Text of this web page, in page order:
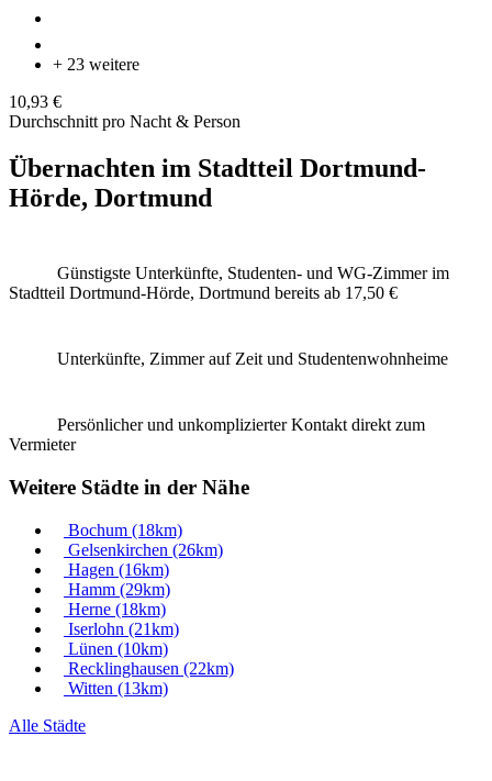
+ 23 weitere
10,93 €
Durchschnitt pro Nacht & Person
Übernachten im Stadtteil Dortmund-
Hörde, Dortmund
Günstigste Unterkünfte, Studenten- und WG-Zimmer im
Stadtteil Dortmund-Hörde, Dortmund bereits ab 17,50 €
Unterkünfte, Zimmer auf Zeit und Studentenwohnheime
Persönlicher und unkomplizierter Kontakt direkt zum
Vermieter
Weitere Städte in der Nähe
Bochum (18km)
Gelsenkirchen (26km)
Hagen (16km)
Hamm (29km)
Herne (18km)
Iserlohn (21km)
Lünen (10km)
Recklinghausen (22km)
Witten (13km)
Alle Städte